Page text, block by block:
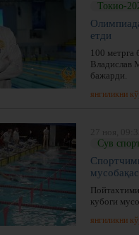
Токио-
етди
100 метрга
Владислав
бажарди.
янгиликни
Сув
кубоги
янгиликни